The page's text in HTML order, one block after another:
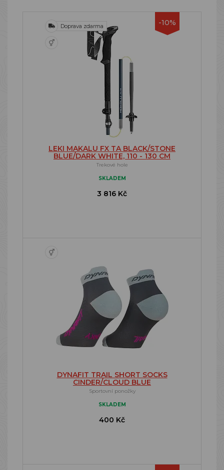
-10%
Doprava zdarma
LEKI MAKALU FX TA BLACK/STONE
BLUE/DARK WHITE, 110 - 130 CM
Trekové hole
SKLADEM
3 816 Kč
DYNAFIT TRAIL SHORT SOCKS
CINDER/CLOUD BLUE
Sportovní ponožky
SKLADEM
400 Kč